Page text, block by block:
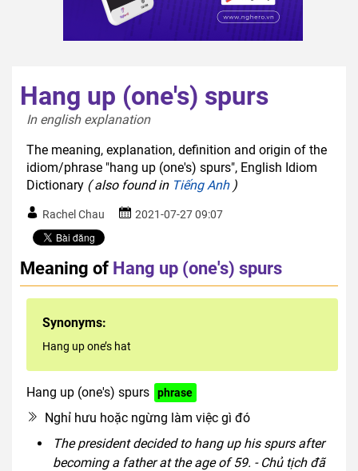
Hang up (one's) spurs
In english explanation
The meaning, explanation, definition and origin of the
idiom/phrase "hang up (one's) spurs", English Idiom
Dictionary ( also found in Tiếng Anh)
Rachel Chau 2021-07-27 09:07
Meaning of Hang up (one's) spurs
Synonyms:
Hang up one’s hat
Hang up (one's) spurs phrase
Nghỉ hưu hoặc ngừng làm việc gì đó
The president decided to hang up his spurs after
becoming a father at the age of 59. - Chủ tịch đã